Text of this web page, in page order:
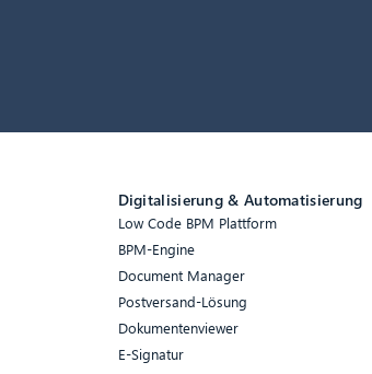
Digitalisierung & Automatisierung
Low Code BPM Plattform
BPM-Engine
Document Manager
Postversand-Lösung
Dokumentenviewer
E-Signatur